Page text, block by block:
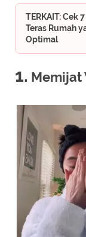
TERKAIT: Cek
Teras Rumah
Optimal
1. Memijat